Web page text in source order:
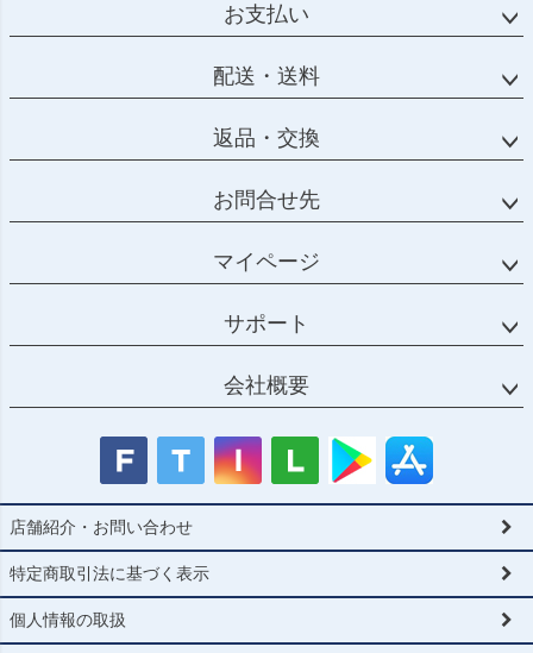
お支払い
配送・送料
返品・交換
お問合せ先
マイページ
サポート
会社概要
店舗紹介・お問い合わせ
特定商取引法に基づく表示
個人情報の取扱